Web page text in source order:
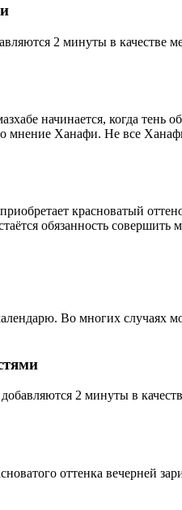
2 минуты в качестве
начинается, когда тень
мнение Ханафи. Не все
красноватый
обязанность
Во многих случаях
2 минуты в
оттенка вечерней